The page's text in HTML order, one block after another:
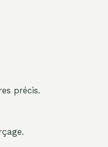
précis.